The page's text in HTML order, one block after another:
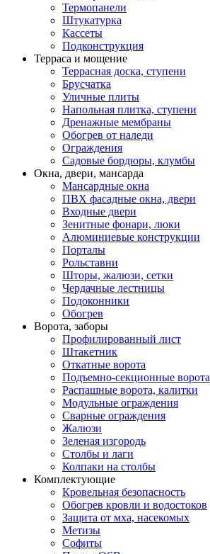
Термопанели
Штукатурка
Кассеты
Подконструкция
Терраса и мощение
Террасная доска, ступени
Брусчатка
Уличные плиты
Напольная плитка, ступени
Дренажные мембраны
Обогрев от наледи
Ограждения
Садовые бордюры, клумбы
Окна, двери, мансарда
Мансардные окна
ПВХ фасадные окна, двери
Входные двери
Зенитные фонари, люки
Алюминиевые конструкции
Порталы
Рольставни
Шторы, жалюзи, сетки
Чердачные лестницы
Подоконники
Обогрев
Ворота, заборы
Профилированный лист
Штакетник
Откатные ворота
Подъемно-секционные ворота
Распашные ворота, калитки
Модульные ограждения
Сварные ограждения
Жалюзи
Зеленая изгородь
Столбы и лаги
Колпаки на столбы
Комплектующие
Кровельная безопасность
Обогрев кровли и водостоков
Защита от мха, насекомых
Метизы
Софиты